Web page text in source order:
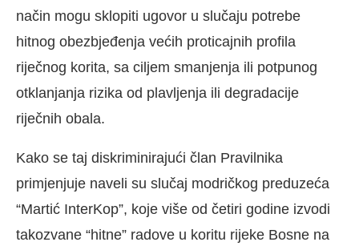
način mogu sklopiti ugovor u slučaju potrebe
hitnog obezbjeđenja većih proticajnih profila
riječnog korita, sa ciljem smanjenja ili potpunog
otklanjanja rizika od plavljenja ili degradacije
riječnih obala.
Kako se taj diskriminirajući član Pravilnika
primjenjuje naveli su slučaj modričkog preduzeća
“Martić InterKop”, koje više od četiri godine izvodi
takozvane “hitne” radove u koritu rijeke Bosne na